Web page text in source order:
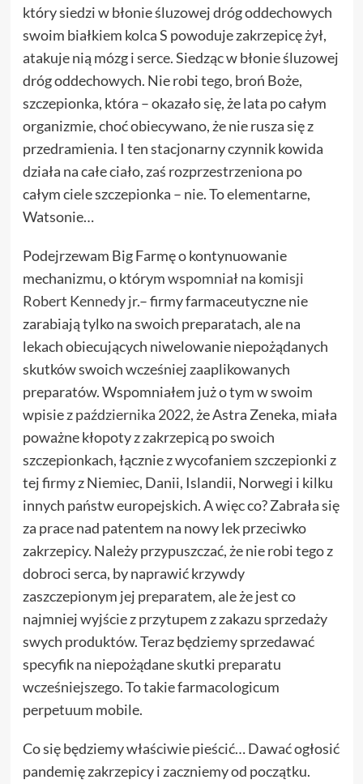
który siedzi w błonie śluzowej dróg oddechowych
swoim białkiem kolca S powoduje zakrzepicę żył,
atakuje nią mózg i serce. Siedząc w błonie śluzowej
dróg oddechowych. Nie robi tego, broń Boże,
szczepionka, która – okazało się, że lata po całym
organizmie, choć obiecywano, że nie rusza się z
przedramienia. I ten stacjonarny czynnik kowida
działa na całe ciało, zaś rozprzestrzeniona po
całym ciele szczepionka – nie. To elementarne,
Watsonie…
Podejrzewam Big Farmę o kontynuowanie
mechanizmu, o którymwspomniał na komisji
Robert Kennedy jr.– firmy farmaceutyczne nie
zarabiają tylko na swoich preparatach, ale na
lekach obiecujących niwelowanie niepożądanych
skutków swoich wcześniej zaaplikowanych
preparatów. Wspomniałem już o tym w swoim
wpisiez października 2022, że Astra Zeneka, miała
poważne kłopoty z zakrzepicą po swoich
szczepionkach, łącznie z wycofaniem szczepionki z
tej firmy z Niemiec, Danii, Islandii, Norwegi i kilku
innych państw europejskich. A więc co? Zabrała się
za prace nad patentem na nowy lek przeciwko
zakrzepicy. Należy przypuszczać, że nie robi tego z
dobroci serca, by naprawić krzywdy
zaszczepionym jej preparatem, ale że jest co
najmniej wyjście z przytupem z zakazu sprzedaży
swych produktów. Teraz będziemy sprzedawać
specyfik na niepożądane skutki preparatu
wcześniejszego. To takie farmacologicum
perpetuum mobile.
Co się będziemy właściwie pieścić… Dawać ogłosić
pandemię zakrzepicy i zaczniemy od początku.